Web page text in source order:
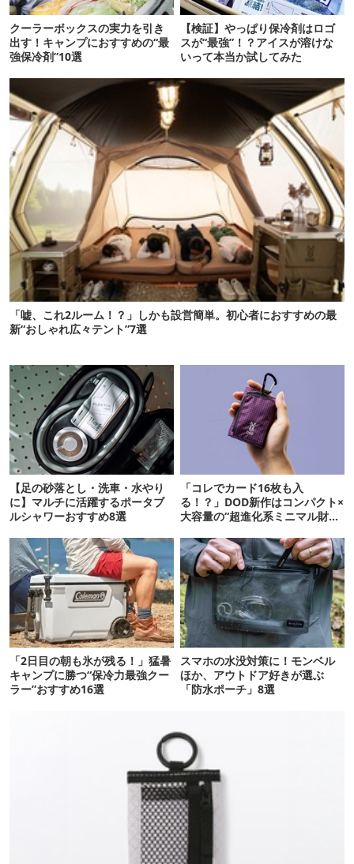
クーラーボックスの実力を引き
出す！キャンプにおすすめの“最
強保冷剤”10選
【検証】やっぱり保冷剤はロゴ
スが“最強”！？アイスが溶けな
いって本当か試してみた
「嘘、これ2ルーム！？」しかも設営簡単。初心者におすすめの最
新“おしゃれ広々テント”7選
【足の砂落とし・洗車・水やり
に】マルチに活躍するポータブ
ルシャワーおすすめ8選
「コレでカード16枚も入
る！？」DOD新作はコンパクト×
大容量の“超進化系ミニマル財
「2日目の朝も氷が残る！」猛暑
キャンプに勝つ“保冷力最強クー
ラー”おすすめ16選
スマホの水没対策に！モンベル
ほか、アウトドア好きが選ぶ
「防水ポーチ」8選